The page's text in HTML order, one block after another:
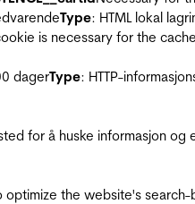
Type: HTML lokal
is necessary for the
dagerType: HTTP-
for å huske informasjon
optimize the website's